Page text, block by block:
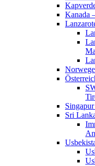
Kanada
Sri